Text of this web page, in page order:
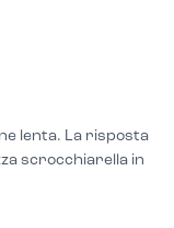
lenta. La risposta
scrocchiarella in